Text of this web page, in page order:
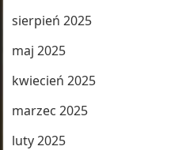
sierpień 2025
maj 2025
kwiecień 2025
marzec 2025
luty 2025